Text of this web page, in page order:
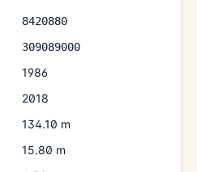
8420880
309089000
1986
2018
134.10 m
15.80 m